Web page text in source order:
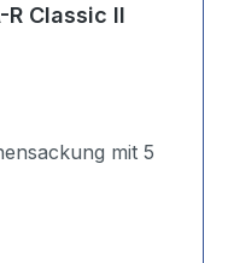
Classic II